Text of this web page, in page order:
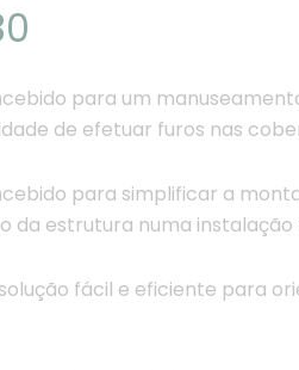
para um
de efetuar furos nas
para simplificar a
da estrutura numa
fácil e eficiente para